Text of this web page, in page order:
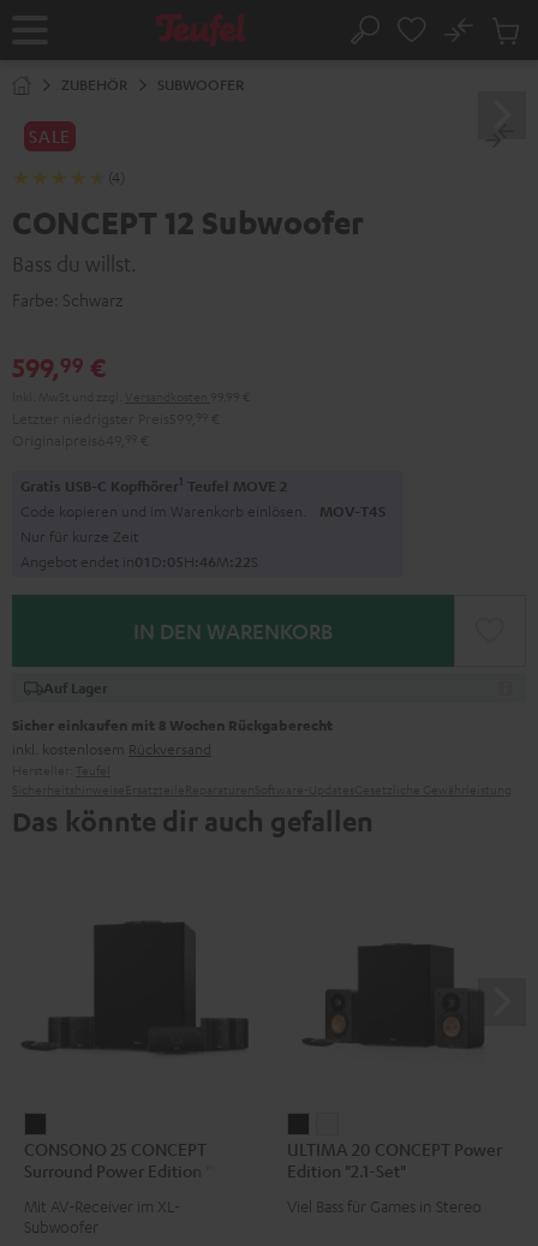
Startseite Suche
No
ZUBEHÖR SUBWOOFER
SALE
(4)
CONCEPT 12 Subwoofer
Bass du willst.
Farbe: Schwarz
599,99 €
Gratis USB-C Kopfhörer1 Teufel MOVE 2
Code kopieren und im Warenkorb einlösen. MOV-T4S
Nur für kurze Zeit
Angebot endet in01D:05H:46M: 21S
IN DEN WARENKORB
Auf Lager
Sicher einkaufen mit 8 Wochen Rückgaberecht
inkl. kostenlosem Rückversand
Das könnte dir auch gefallen
25
CONCEPT
Surround
CONSONO 25 CONCEPT
Surround Power Edition "5.1-
Mit AV-Receiver im XL-
Subwoofer
20
CONCEPT
Power
20
CONCEPT
Power
ULTIMA 20 CONCEPT Power
Edition "2.1-Set"
Viel Bass für Games in Stereo